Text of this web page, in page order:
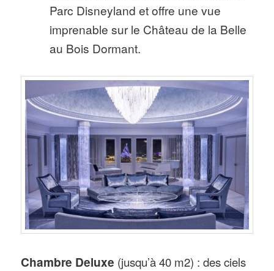
Parc Disneyland et offre une vue
imprenable sur le Château de la Belle
au Bois Dormant.
Chambre Deluxe (jusqu’à 40 m2) : des ciels